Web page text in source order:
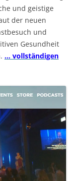
und geistige
der neuen
und
Gesundheit
… vollständigen